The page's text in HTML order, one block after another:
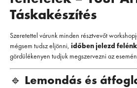
Táskakészítés
Szeretettel várunk minden résztvevőt
mégsem tudsz eljönni, időben jelezd felénk
gördülékenyen tudjuk megszervezni az
🔹 Lemondás és